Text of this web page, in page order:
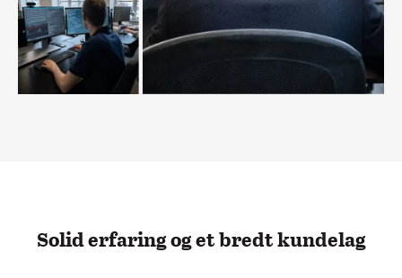
Solid erfaring og et bredt kundelag